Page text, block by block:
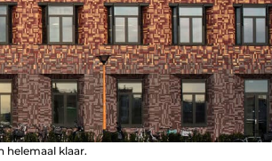
helemaal klaar.